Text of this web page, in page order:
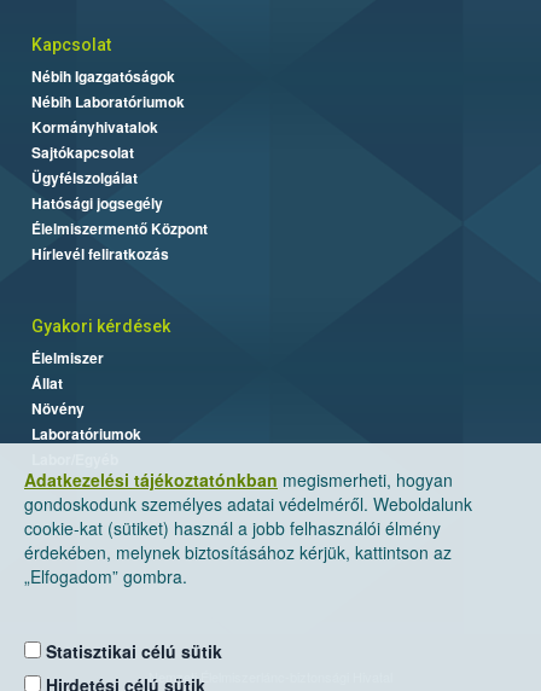
Adatkezelési tájékoztatónkban megismerheti, hogyan
gondoskodunk személyes adatai védelméről. Weboldalunk
cookie-kat (sütiket) használ a jobb felhasználói élmény
érdekében, melynek biztosításához kérjük, kattintson az
„Elfogadom” gombra.
Statisztikai célú sütik
Hirdetési célú sütik
Kapcsolat
Nébih Igazgatóságok
Nébih Laboratóriumok
Kormányhivatalok
Sajtókapcsolat
Ügyfélszolgálat
Hatósági jogsegély
Élelmiszermentő Központ
Hírlevél feliratkozás
Gyakori kérdések
Élelmiszer
Állat
Növény
Laboratóriumok
Nemzeti Élelmiszerlánc-biztonsági Hivatal